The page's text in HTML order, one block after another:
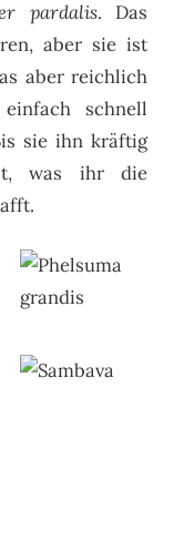
pardalis. Das
aber sie ist
aber reichlich
schnell
sie ihn kräftig
was ihr die